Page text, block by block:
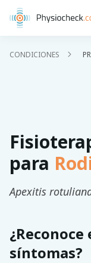
CONDICIONES
para
Apexitis
síntomas?